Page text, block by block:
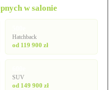
w salonie
Hatchback
od 119 900 zł
SUV
od 149 900 zł